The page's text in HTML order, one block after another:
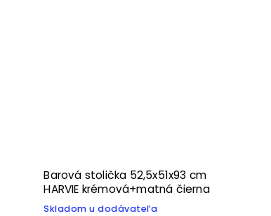
Barová stolička 52,5x51x93 cm
HARVIE krémová+matná čierna
Skladom u dodávateľa